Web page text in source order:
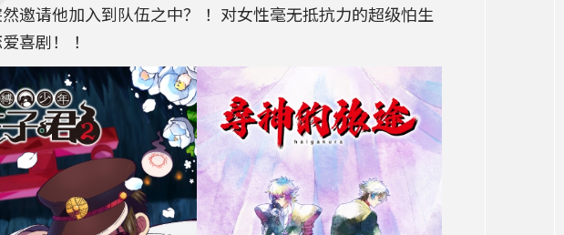
邀请他加入到队伍之中？ ！对女性毫无抵抗力的超级怕生
喜剧！ ！